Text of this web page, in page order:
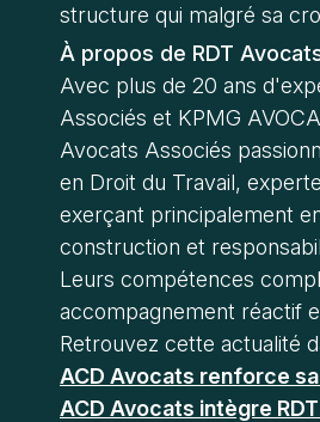
structure qui malgré sa
À propos de RDT
Avec plus de 20 ans
Associés et KPMG
Avocats Associés
en Droit du Travail,
exerçant principalement
construction et
Leurs compétences
accompagnement réactif
Retrouvez cette actualité
ACD Avocats renforce
ACD Avocats intègre